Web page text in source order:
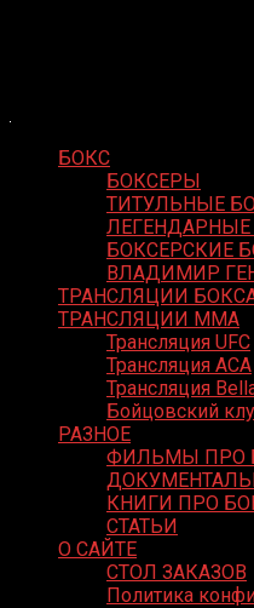
БОКС
БОКСЕРЫ
ТИТУЛЬНЫЕ
БОКСЕРСКИЕ
ВЛАДИМИР
ТРАНСЛЯЦИИ
ТРАНСЛЯЦИИ MMA
Трансляция UFC
Трансляция ACA
Трансляция
Бойцовский
РАЗНОЕ
ФИЛЬМЫ ПРО
КНИГИ ПРО
СТАТЬИ
О САЙТЕ
СТОЛ ЗАКАЗОВ
Политика